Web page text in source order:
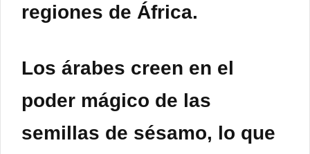
regiones de África.
Los árabes creen en el
poder mágico de las
semillas de sésamo, lo que